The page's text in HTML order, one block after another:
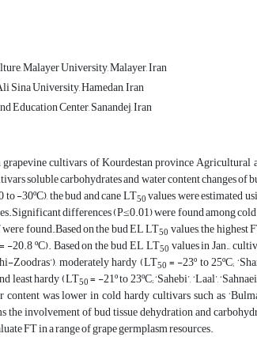
Malayer University, Malayer, Iran
Sina University, Hamedan, Iran
Education Center, Sanandej, Iran
cultivars of Kourdestan province Agricultural
soluble carbohydrates and water content changes of
-30ºC), the bud and cane LT50values were estimated
differences (P≤0.01) were found among
found.Based on the bud EL LT50 values, the highest
= -20.8 ºC). Based on the bud EL LT50 values in Jan.,
Zoodras’), moderately hardy (LT50 = -23º to 25ºC;
least hardy (LT50= -21º to 23ºC; ‘Sahebi’, ‘Laal’,
was lower in cold hardy cultivars such as
involvement of bud tissue dehydration and
FT in a range of grape germplasm resources.